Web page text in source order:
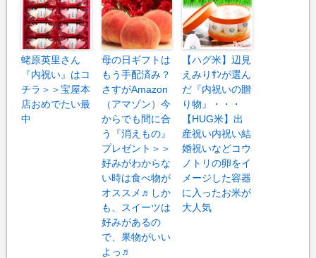
蛯原英里さん
『内祝い』はコ
チラ＞＞宝屋本
店おめでたい最
中
母の日ギフトは
もう手配済み？
さすがAmazon
（アマゾン）今
からでも間に合
う『消えもの』
プレゼント＞＞
好みがわからな
い時は食べ物が
オススメ♬しか
も、スイーツは
好みがあるの
で、果物がいい
よっ♬
【ハグ米】辺見
えみりｻﾝが選ん
だ『内祝いの贈
り物』・・・
【HUG米】出
産祝い内祝い結
婚祝いなどコウ
ノトリの卵をイ
メージした容器
に入ったお米が
大人気